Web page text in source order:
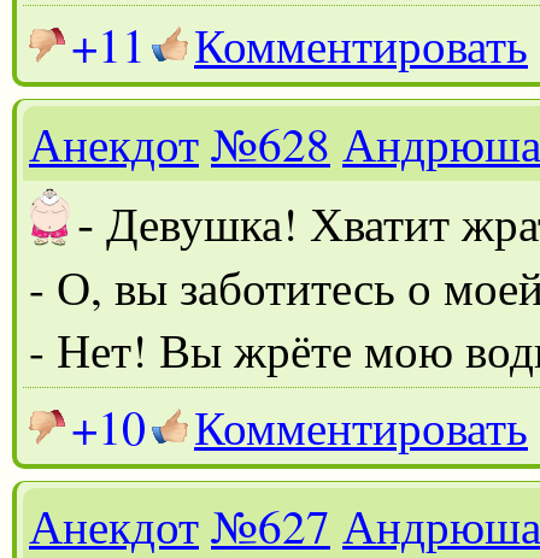
+11
Комментировать
Анекдот№628 Андрюша
- Девушка! Хватит
- О, вы заботитесь о
- Нет! Вы жрёте мою
+10
Комментировать
Анекдот№627 Андрюша